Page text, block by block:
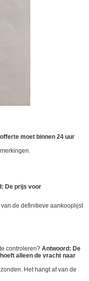
moet binnen 24 uur
De prijs voor
de definitieve aankooplijst
controleren? Antwoord: De
alleen de vracht naar
Het hangt af van de